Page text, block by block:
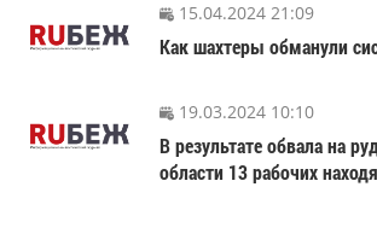
15.04.2024 21:09
Как шахтеры обманули
19.03.2024 10:10
В результате обвала на
области 13 рабочих